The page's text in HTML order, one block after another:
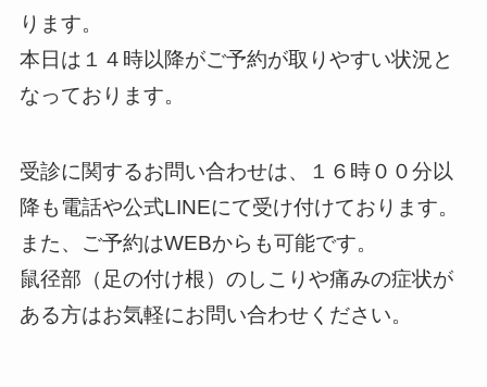
ります。
本日は１４時以降がご予約が取りやすい状況と
なっております。
受診に関するお問い合わせは、１６時００分以
降も電話や公式LINEにて受け付けております。
また、ご予約はWEBからも可能です。
鼠径部（足の付け根）のしこりや痛みの症状が
ある方はお気軽にお問い合わせください。